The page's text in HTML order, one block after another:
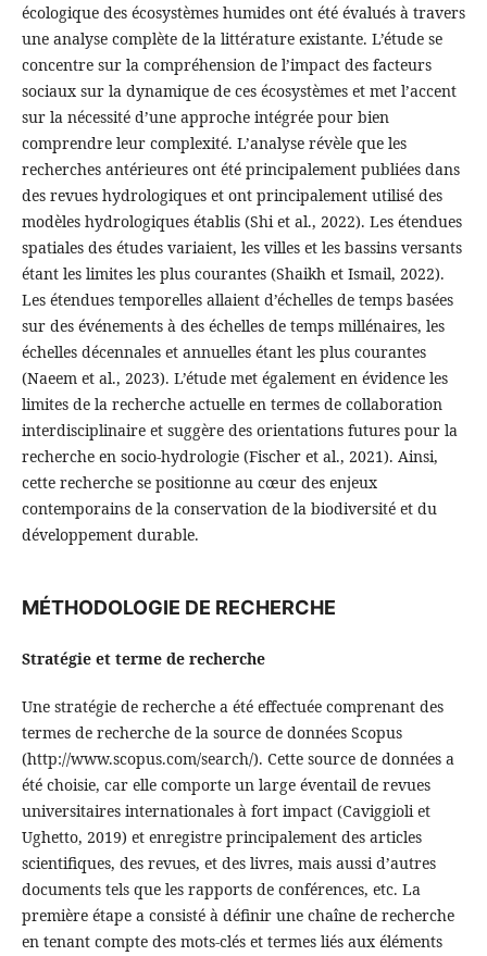
écologique des écosystèmes humides ont été évalués à travers
une analyse complète de la littérature existante. L’étude se
concentre sur la compréhension de l’impact des facteurs
sociaux sur la dynamique de ces écosystèmes et met l’accent
sur la nécessité d’une approche intégrée pour bien
comprendre leur complexité. L’analyse révèle que les
recherches antérieures ont été principalement publiées dans
des revues hydrologiques et ont principalement utilisé des
modèles hydrologiques établis (Shi et al., 2022). Les étendues
spatiales des études variaient, les villes et les bassins versants
étant les limites les plus courantes (Shaikh et Ismail, 2022).
Les étendues temporelles allaient d’échelles de temps basées
sur des événements à des échelles de temps millénaires, les
échelles décennales et annuelles étant les plus courantes
(Naeem et al., 2023). L’étude met également en évidence les
limites de la recherche actuelle en termes de collaboration
interdisciplinaire et suggère des orientations futures pour la
recherche en socio-hydrologie (Fischer et al., 2021). Ainsi,
cette recherche se positionne au cœur des enjeux
contemporains de la conservation de la biodiversité et du
développement durable.
MÉTHODOLOGIE DE RECHERCHE
Stratégie et terme de recherche
Une stratégie de recherche a été effectuée comprenant des
termes de recherche de la source de données Scopus
(http://www.scopus.com/search/). Cette source de données a
été choisie, car elle comporte un large éventail de revues
universitaires internationales à fort impact (Caviggioli et
Ughetto, 2019) et enregistre principalement des articles
scientifiques, des revues, et des livres, mais aussi d’autres
documents tels que les rapports de conférences, etc. La
première étape a consisté à définir une chaîne de recherche
en tenant compte des mots-clés et termes liés aux éléments